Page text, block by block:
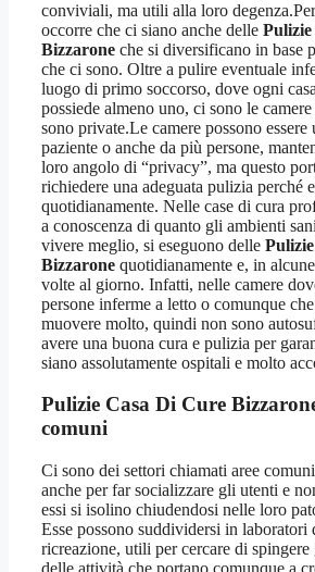
conviviali, ma utili alla loro
occorre che ci siano anche delle
Bizzarone che si diversificano in base
che ci sono. Oltre a pulire eventuale
luogo di primo soccorso, dove ogni
possiede almeno uno, ci sono le
sono private.Le camere possono essere
paziente o anche da più persone,
loro angolo di “privacy”, ma questo
richiedere una adeguata pulizia perché
quotidianamente. Nelle case di cura
a conoscenza di quanto gli ambienti
vivere meglio, si eseguono delle
Bizzarone quotidianamente e, in
volte al giorno. Infatti, nelle camere
persone inferme a letto o comunque
muovere molto, quindi non sono
avere una buona cura e pulizia per
siano assolutamente ospitali e molto
Pulizie Casa Di Cure
comuni
Ci sono dei settori chiamati aree
anche per far socializzare gli utenti e
essi si isolino chiudendosi nelle loro
Esse possono suddividersi in laboratori
ricreazione, utili per cercare di